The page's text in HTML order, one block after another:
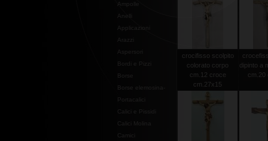
Ampolle
Anelli
Applicazioni
Arazzi
Aspersori
Bordi e Pizzi
Borse
Borse elemosina-
Portacalici
Calici e Pissidi
Calici Molina
crocifisso scolpito
colorato corpo
cm.12 croce
cm.27x15
dipinto a
cm.20